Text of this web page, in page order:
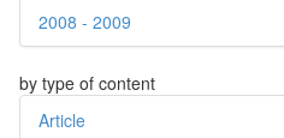
2008 - 2009
by type of content
Article